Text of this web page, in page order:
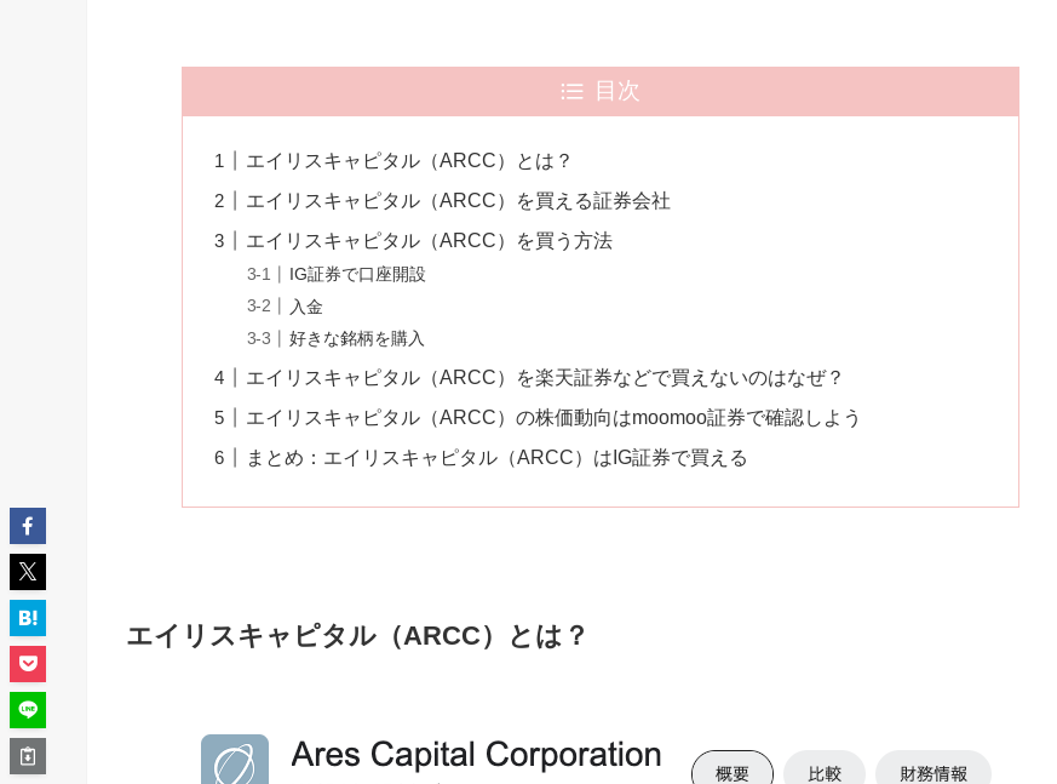
目次
エイリスキャピタル（ARCC）とは？
エイリスキャピタル（ARCC）を買える証券会社
エイリスキャピタル（ARCC）を買う方法
IG証券で口座開設
入金
好きな銘柄を購入
エイリスキャピタル（ARCC）を楽天証券などで買えないのはなぜ？
エイリスキャピタル（ARCC）の株価動向はmoomoo証券で確認しよう
まとめ：エイリスキャピタル（ARCC）はIG証券で買える
エイリスキャピタル（ARCC）とは？